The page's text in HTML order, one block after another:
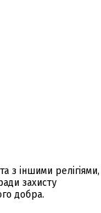
з іншими релігіями,
захисту
добра.